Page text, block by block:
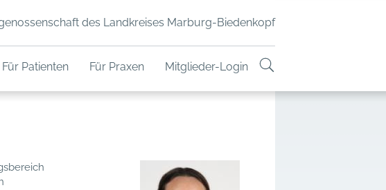
des Landkreises Marburg-Biedenkopf
Für Patienten Für Praxen Mitglieder-Login